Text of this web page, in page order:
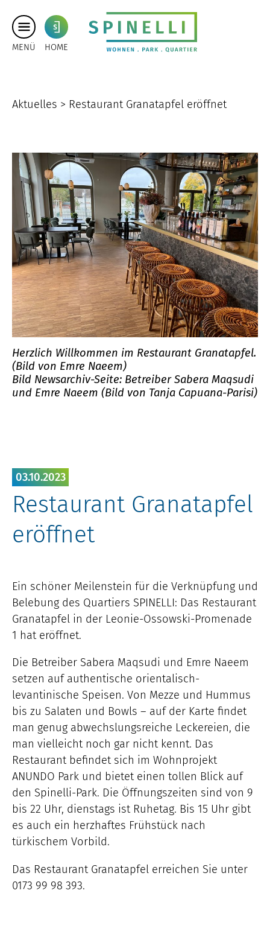
MENÜ HOME
Aktuelles > Restaurant Granatapfel eröffnet
Herzlich Willkommen im Restaurant Granatapfel.
(Bild von Emre Naeem)
Bild Newsarchiv-Seite: Betreiber Sabera Maqsudi
und Emre Naeem (Bild von Tanja Capuana-Parisi)
03.10.2023
Restaurant Granatapfel
eröffnet
Ein schöner Meilenstein für die Verknüpfung und
Belebung des Quartiers SPINELLI: Das Restaurant
Granatapfel in der Leonie-Ossowski-Promenade
1 hat eröffnet.
Die Betreiber Sabera Maqsudi und Emre Naeem
setzen auf authentische orientalisch-
levantinische Speisen. Von Mezze und Hummus
bis zu Salaten und Bowls – auf der Karte findet
man genug abwechslungsreiche Leckereien, die
man vielleicht noch gar nicht kennt. Das
Restaurant befindet sich im Wohnprojekt
ANUNDO Park und bietet einen tollen Blick auf
den Spinelli-Park. Die Öffnungszeiten sind von 9
bis 22 Uhr, dienstags ist Ruhetag. Bis 15 Uhr gibt
es auch ein herzhaftes Frühstück nach
türkischem Vorbild.
Das Restaurant Granatapfel erreichen Sie unter
0173 99 98 393.